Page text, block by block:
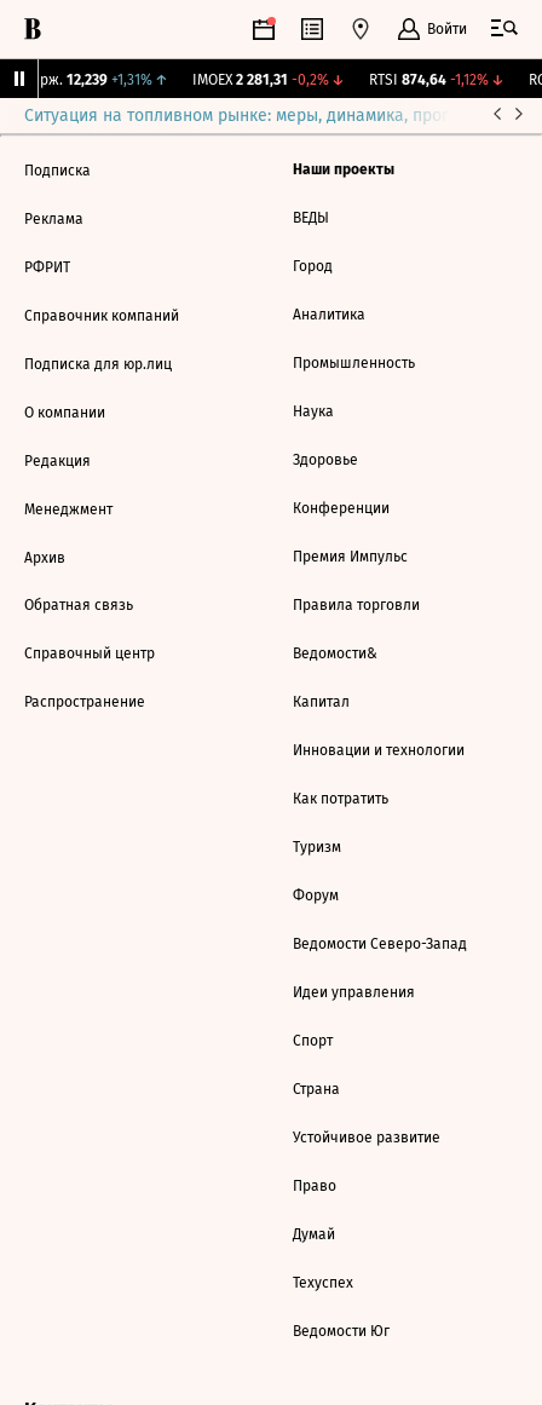
Войти
Бирж. 12,239 +1,31%↑ IMOEX 2 281,31 -0,2%↓ RTSI 874,64 -1,12%↓
Ситуация на топливном рынке: меры, динамика, прогнозы
Подписка
Реклама
РФРИТ
Справочник компаний
Подписка для юр.лиц
О компании
Редакция
Менеджмент
Архив
Обратная связь
Справочный центр
Распространение
Наши проекты
ВЕДЫ
Город
Аналитика
Промышленность
Наука
Здоровье
Конференции
Премия Импульс
Правила торговли
Ведомости&
Капитал
Инновации и технологии
Как потратить
Туризм
Форум
Ведомости Северо-Запад
Идеи управления
Спорт
Страна
Устойчивое развитие
Право
Думай
Техуспех
Ведомости Юг